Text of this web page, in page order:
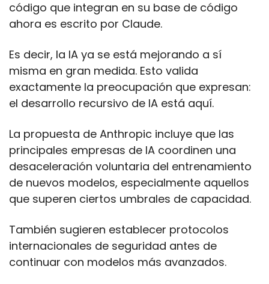
código que integran en su base de código
ahora es escrito por Claude.
Es decir, la IA ya se está mejorando a sí
misma en gran medida. Esto valida
exactamente la preocupación que expresan:
el desarrollo recursivo de IA está aquí.
La propuesta de Anthropic incluye que las
principales empresas de IA coordinen una
desaceleración voluntaria del entrenamiento
de nuevos modelos, especialmente aquellos
que superen ciertos umbrales de capacidad.
También sugieren establecer protocolos
internacionales de seguridad antes de
continuar con modelos más avanzados.